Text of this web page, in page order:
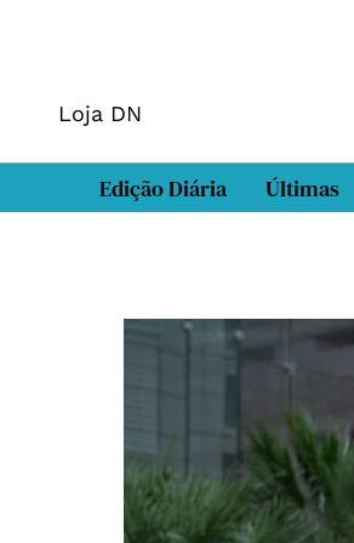
Loja DN
Edição Diária Últimas